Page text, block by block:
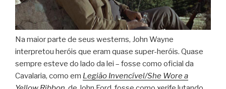
Na maior parte de seus westerns, John Wayne
interpretou heróis que eram quase super-heróis. Quase
sempre esteve do lado da lei – fosse como oficial da
Cavalaria, como em Legião Invencível/She Wore a